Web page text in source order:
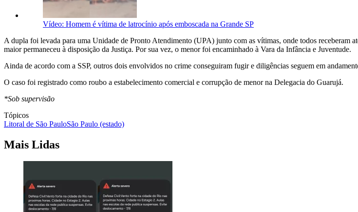
Vídeo: Homem é vítima de latrocínio após emboscada na Grande SP
A dupla foi levada para uma Unidade de Pronto Atendimento (UPA) junto com as vítimas, onde todos receberam
maior permaneceu à disposição da Justiça. Por sua vez, o menor foi encaminhado à Vara da Infância e Juventude.
Ainda de acordo com a SSP, outros dois envolvidos no crime conseguiram fugir e diligências seguem em
O caso foi registrado como roubo a estabelecimento comercial e corrupção de menor na Delegacia do Guarujá.
*Sob supervisão
Tópicos
Litoral de São PauloSão Paulo (estado)
Mais Lidas